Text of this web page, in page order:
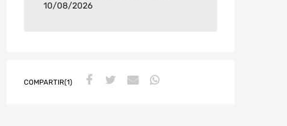
10/08/2026
COMPARTIR(1)